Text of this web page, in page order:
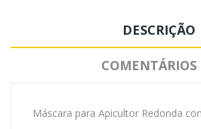
DESCRIÇÃO
COMENTÁRIOS
Máscara para Apicultor Redonda